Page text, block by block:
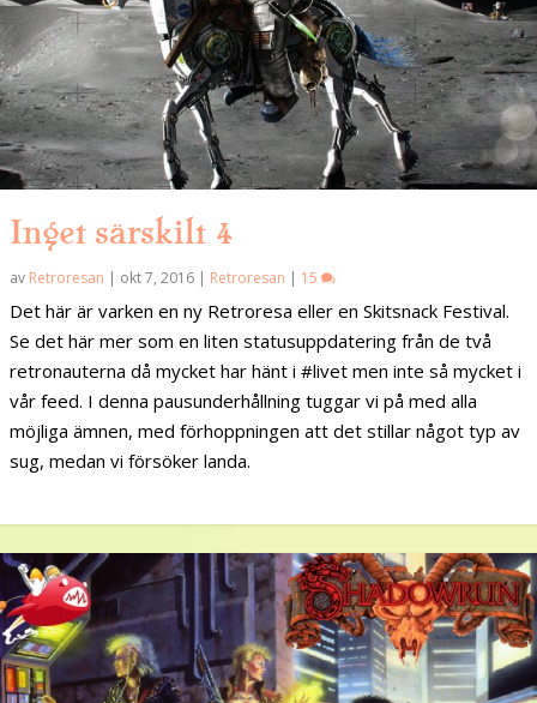
Inget särskilt 4
av Retroresan | okt 7, 2016 | Retroresan | 15
Det här är varken en ny Retroresa eller en Skitsnack Festival.
Se det här mer som en liten statusuppdatering från de två
retronauterna då mycket har hänt i #livet men inte så mycket i
vår feed. I denna pausunderhållning tuggar vi på med alla
möjliga ämnen, med förhoppningen att det stillar något typ av
sug, medan vi försöker landa.